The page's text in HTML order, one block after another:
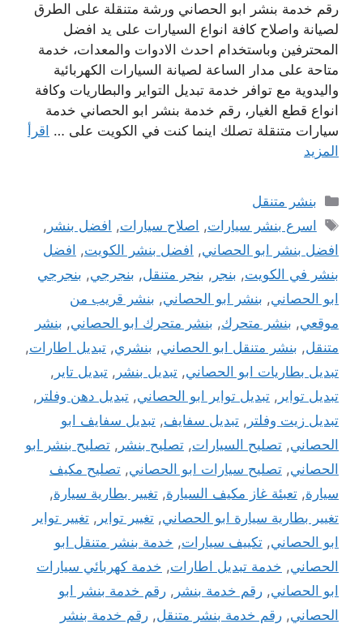
رقم خدمة بنشر ابو الحصاني ورشة متنقلة على الطرق
لصيانة واصلاح كافة انواع السيارات على يد افضل
المحترفين وباستخدام احدث الادوات والمعدات، خدمة
متاحة على مدار الساعة لصيانة السيارات الكهربائية
واليدوية مع توافر خدمة تبديل التواير والبطاريات وكافة
انواع قطع الغيار، رقم خدمة بنشر ابو الحصاني خدمة
سيارات متنقلة تصلك اينما كنت في الكويت على … اقرأ
المزيد
التصنيفات
بنشر متنقل
الوسوم
اسرع بنشر سيارات, اصلاح سيارات, افضل بنشر ,
افضل بنشر ابو الحصاني, افضل بنشر الكويت, افضل
بنشر في الكويت, بنجر , بنجر متنقل, بنجرجي, بنجرجي
ابو الحصاني, بنشر ابو الحصاني, بنشر قريب من
موقعي, بنشر متحرك, بنشر متحرك ابو الحصاني, بنشر
متنقل, بنشر متنقل ابو الحصاني, بنشري, تبديل اطارات,
تبديل بطاريات ابو الحصاني, تبديل بنشر , تبديل تاير ,
تبديل تواير , تبديل تواير ابو الحصاني, تبديل دهن وفلتر ,
تبديل زيت وفلتر , تبديل سفايف, تبديل سفايف ابو
الحصاني, تصليح السيارات, تصليح بنشر , تصليح بنشر ابو
الحصاني, تصليح سيارات ابو الحصاني, تصليح مكيف
سيارة, تعبئة غاز مكيف السيارة, تغيير بطارية سيارة,
تغيير بطارية سيارة ابو الحصاني, تغيير تواير , تغيير تواير
ابو الحصاني, تكييف سيارات, خدمة بنشر متنقل ابو
الحصاني, خدمة تبديل اطارات, خدمة كهربائي سيارات
ابو الحصاني, رقم خدمة بنشر , رقم خدمة بنشر ابو
الحصاني, رقم خدمة بنشر متنقل, رقم خدمة بنشر